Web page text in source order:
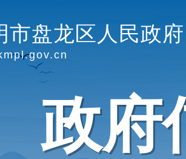
市盘龙区人民政府
政府